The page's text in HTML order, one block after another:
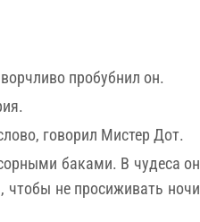
пробубнил он.
говорил Мистер Дот.
баками. В чудеса он
чтобы не просиживать ночи